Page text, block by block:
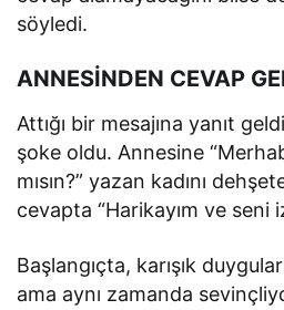
söyledi.
ANNESİNDEN CEVAP
Attığı bir mesajına yanıt
şoke oldu. Annesine
mısın?” yazan kadını
cevapta “Harikayım ve seni
Başlangıçta, karışık
ama aynı zamanda